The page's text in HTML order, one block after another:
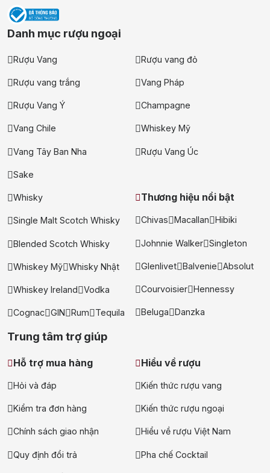
Danh mục rượu ngoại
Rượu Vang Rượu vang đỏ
Rượu vang trắng Vang Pháp
Rượu Vang Ý Champagne
Vang Chile Whiskey Mỹ
Vang Tây Ban Nha Rượu Vang Úc
Sake
Whisky
Single Malt Scotch Whisky
Blended Scotch Whisky
Whiskey Mỹ Whisky Nhật
Whiskey Ireland Vodka
Cognac GIN Rum Tequila
Thương hiệu nổi bật
Chivas Macallan Hibiki
Johnnie Walker Singleton
Glenlivet Balvenie Absolut
Courvoisier Hennessy
Beluga Danzka
Trung tâm trợ giúp
Hỗ trợ mua hàng
Hỏi và đáp
Kiểm tra đơn hàng
Chính sách giao nhận
Quy định đổi trả
Hiểu về rượu
Kiến thức rượu vang
Kiến thức rượu ngoại
Hiểu về rượu Việt Nam
Pha chế Cocktail